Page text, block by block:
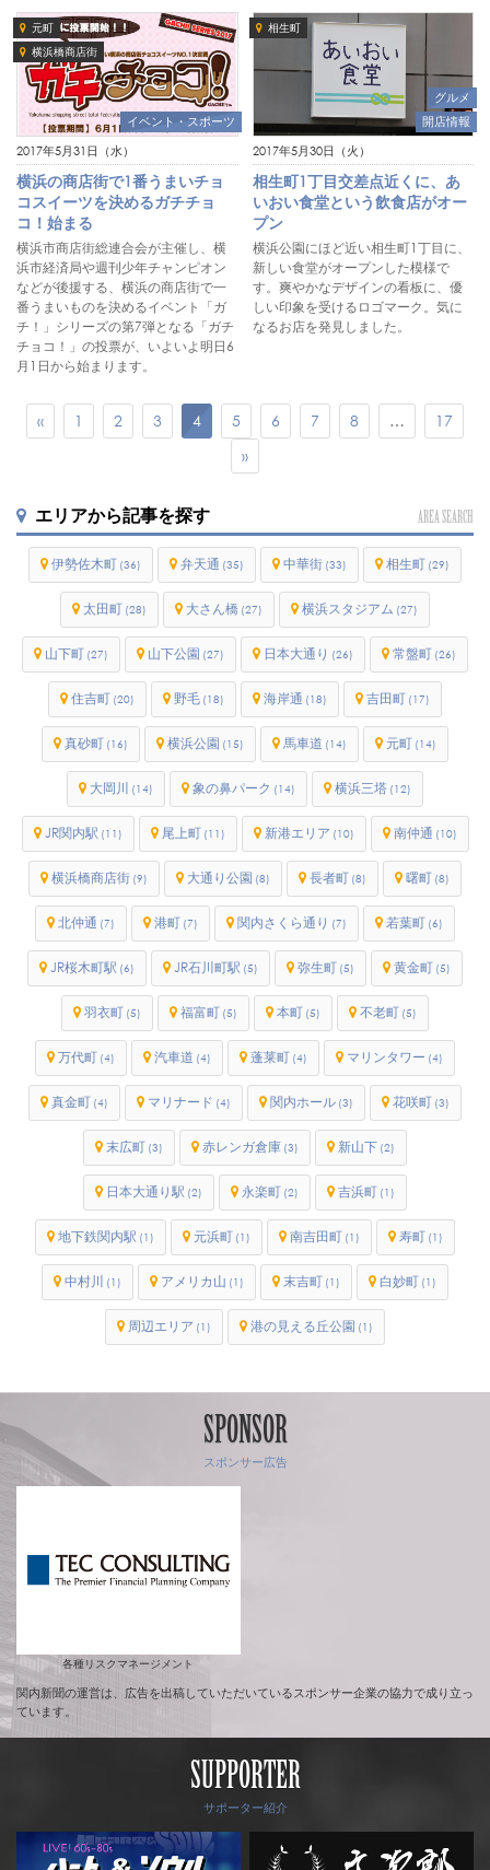
元町
横浜橋商店街
イベント・スポーツ
2017年5月31日（水）
横浜の商店街で1番うまいチョ
コスイーツを決めるガチチョ
コ！始まる
横浜市商店街総連合会が主催し、横
浜市経済局や週刊少年チャンピオン
などが後援する、横浜の商店街で一
番うまいものを決めるイベント「ガ
チ！」シリーズの第7弾となる「ガチ
チョコ！」の投票が、いよいよ明日6
月1日から始まります。
相生町
グルメ
開店情報
2017年5月30日（火）
相生町1丁目交差点近くに、あ
いおい食堂という飲食店がオー
プン
横浜公園にほど近い相生町1丁目に、
新しい食堂がオープンした模様で
す。爽やかなデザインの看板に、優
しい印象を受けるロゴマーク。気に
なるお店を発見しました。
« 1 2 3 4 5 6 7 8 …
17
»
エリアから記事を探す AREA SEARCH
伊勢佐木町 (36) 弁天通 (35) 中華街 (33) 相生町 (29)
太田町 (28) 大さん橋 (27) 横浜スタジアム (27)
山下町 (27) 山下公園 (27) 日本大通り (26) 常盤町 (26)
住吉町 (20) 野毛 (18) 海岸通 (18) 吉田町 (17)
真砂町 (16) 横浜公園 (15) 馬車道 (14) 元町 (14)
大岡川 (14) 象の鼻パーク (14) 横浜三塔 (12)
JR関内駅 (11) 尾上町 (11) 新港エリア (10) 南仲通 (10)
横浜橋商店街 (9) 大通り公園 (8) 長者町 (8) 曙町 (8)
北仲通 (7) 港町 (7) 関内さくら通り (7) 若葉町 (6)
JR桜木町駅 (6) JR石川町駅 (5) 弥生町 (5) 黄金町 (5)
羽衣町 (5) 福富町 (5) 本町 (5) 不老町 (5)
万代町 (4) 汽車道 (4) 蓬莱町 (4) マリンタワー (4)
真金町 (4) マリナード (4) 関内ホール (3) 花咲町 (3)
末広町 (3) 赤レンガ倉庫 (3) 新山下 (2)
日本大通り駅 (2) 永楽町 (2) 吉浜町 (1)
地下鉄関内駅 (1) 元浜町 (1) 南吉田町 (1) 寿町 (1)
中村川 (1) アメリカ山 (1) 末吉町 (1) 白妙町 (1)
周辺エリア (1) 港の見える丘公園 (1)
SPONSOR
スポンサー広告
各種リスクマネージメント
関内新聞の運営は、広告を出稿していただいているスポンサー企業の協力で成り立っ
ています。
SUPPORTER
サポーター紹介